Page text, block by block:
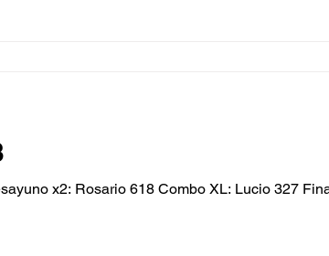
x2: Rosario 618 Combo XL: Lucio 327